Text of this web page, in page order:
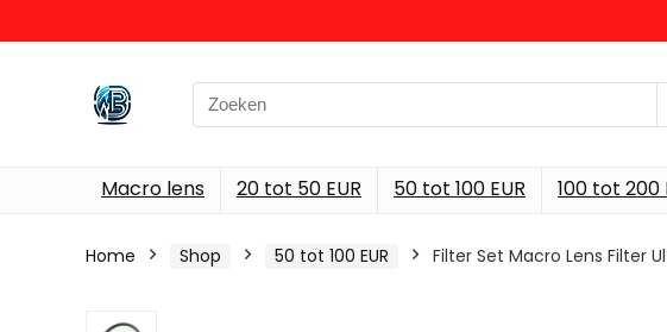
Search
for:
Macro lens 20 tot 50 EUR 50 tot 100 EUR 100 tot 200
Home Shop 50 tot 100 EUR Filter Set Macro Lens Filter